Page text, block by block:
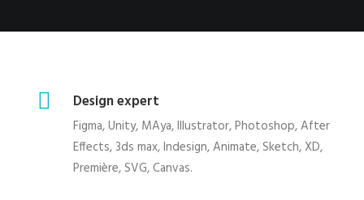
Design expert
Figma, Unity, MAya, Illustrator, Photoshop, After
Effects, 3ds max, Indesign, Animate, Sketch, XD,
Première, SVG, Canvas.